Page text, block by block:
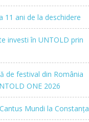
11 ani de la deschidere
investi în UNTOLD prin
de festival din România
ONE 2026
Mundi la Constanța